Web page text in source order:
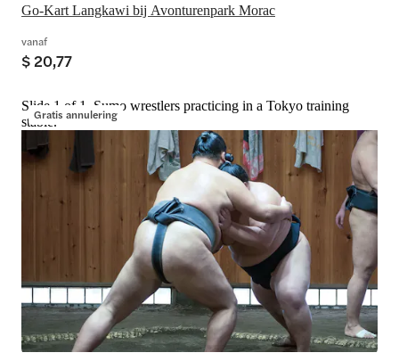
Go-Kart Langkawi bij Avonturenpark Morac
vanaf
$ 20,77
Gratis annulering
Slide 1 of 1, Sumo wrestlers practicing in a Tokyo training
stable.